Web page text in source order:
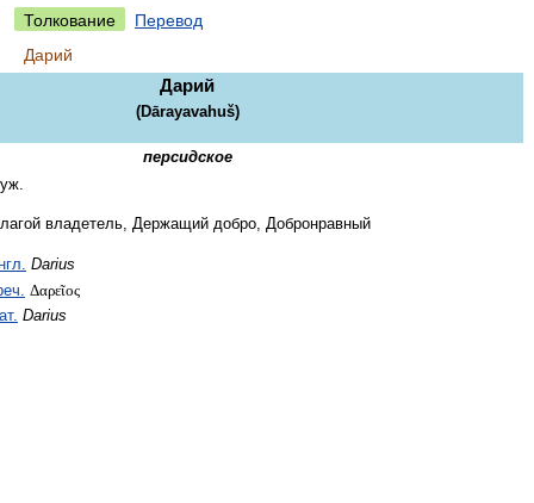
Толкование
Перевод
Дарий
Дарий
(Dārayavahuš)
персидское
владетель, Держащий добро, Добронравный
Darius
Δαρεῖος
Darius